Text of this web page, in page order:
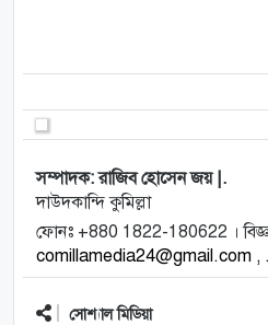
সম্পাদক: রাজিব হোসেন জয় |.
দাউদকান্দি কুমিল্লা
ফোনঃ +880 1822-180622 ।
comillamedia24@gmail.com , .
সোশ্যাল মিডিয়া